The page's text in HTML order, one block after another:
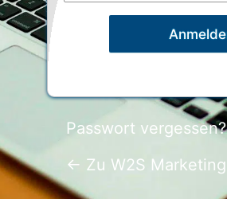
Passwort vergessen?
← Zu W2S Marketing